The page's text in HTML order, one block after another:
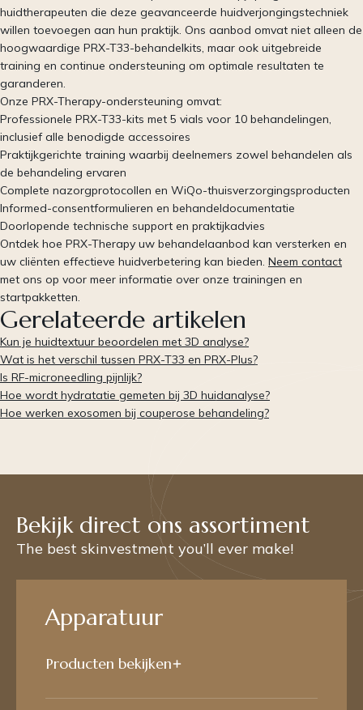
huidtherapeuten die deze geavanceerde huidverjongingstechniek
willen toevoegen aan hun praktijk. Ons aanbod omvat niet alleen de
hoogwaardige PRX-T33-behandelkits, maar ook uitgebreide
training en continue ondersteuning om optimale resultaten te
garanderen.
Onze PRX-Therapy-ondersteuning omvat:
Professionele PRX-T33-kits met 5 vials voor 10 behandelingen,
inclusief alle benodigde accessoires
Praktijkgerichte training waarbij deelnemers zowel behandelen als
de behandeling ervaren
Complete nazorgprotocollen en WiQo-thuisverzorgingsproducten
Informed-consentformulieren en behandeldocumentatie
Doorlopende technische support en praktijkadvies
Ontdek hoe PRX-Therapy uw behandelaanbod kan versterken en
uw cliënten effectieve huidverbetering kan bieden. Neem contact
met ons op voor meer informatie over onze trainingen en
startpakketten.
Gerelateerde artikelen
Kun je huidtextuur beoordelen met 3D analyse?
Wat is het verschil tussen PRX-T33 en PRX-Plus?
Is RF-microneedling pijnlijk?
Hoe wordt hydratatie gemeten bij 3D huidanalyse?
Hoe werken exosomen bij couperose behandeling?
Bekijk direct ons assortiment
The best skinvestment you’ll ever make!
Apparatuur
Producten bekijken